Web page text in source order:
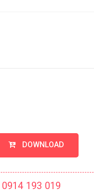
DOWNLOAD
0914 193 019